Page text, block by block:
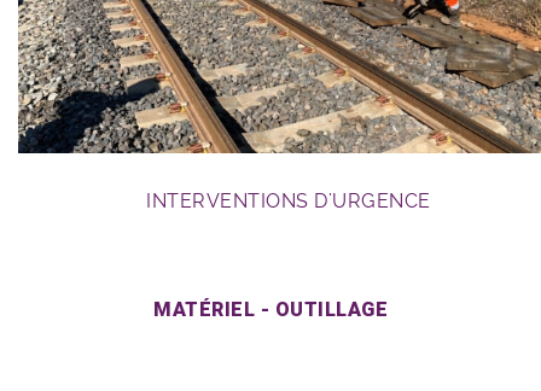
INTERVENTIONS D’URGENCE
MATÉRIEL - OUTILLAGE